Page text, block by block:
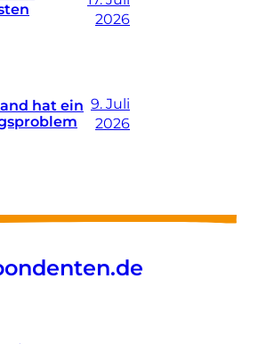
2026
hat ein 9. Juli
2026